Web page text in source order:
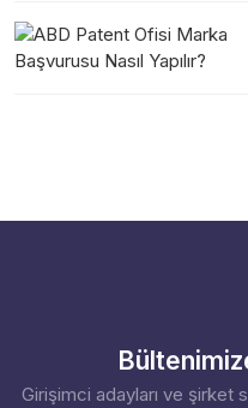
Girişimci adayları ve şirket